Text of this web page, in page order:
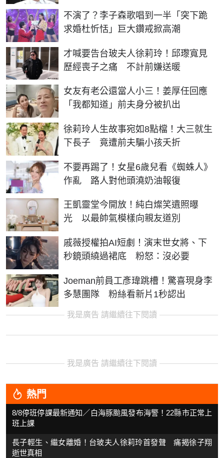
不演了？李子森歌唱到一半「突下跪
求婚杜忻恬」巨大鑽戒掀高潮
才喊要告台玻夫人徐莉玲！邱瓈寬見
歷經喪子之痛 不計前嫌送暖
女友有老公還當人小三！姜厚任回應
「我都知道」前夫身分被扒出
徐莉玲人生故事宛如8點檔！大三就生
下長子 竟遭前夫騙小孩夭折
不要再踢了！女星6歲兒看《蜘蛛人》
作亂 路人對他頭澆奶油報復
王凱靈堂今開放！純白燦笑遺照曝
光 以最帥氣模樣向親友道別
戚薇授權拍AI短劇！演末世女將、下
秒鏡頭繞過裙底 粉怒：沒必要
Joeman前員工彥瑋跳槽！驚喜現身李
多慧團隊 粉絲看新片1秒認出
我是廣告 請繼續往下閱讀
我是廣告 請繼續往下閱讀
熱門
8/8停班停課最新通知／白海豚颱風發布海警！22縣市正常上
班上課
長子輕生、繼女離婚！台玻夫人徐莉玲首發聲 痛揭徐子翔
逝世真相